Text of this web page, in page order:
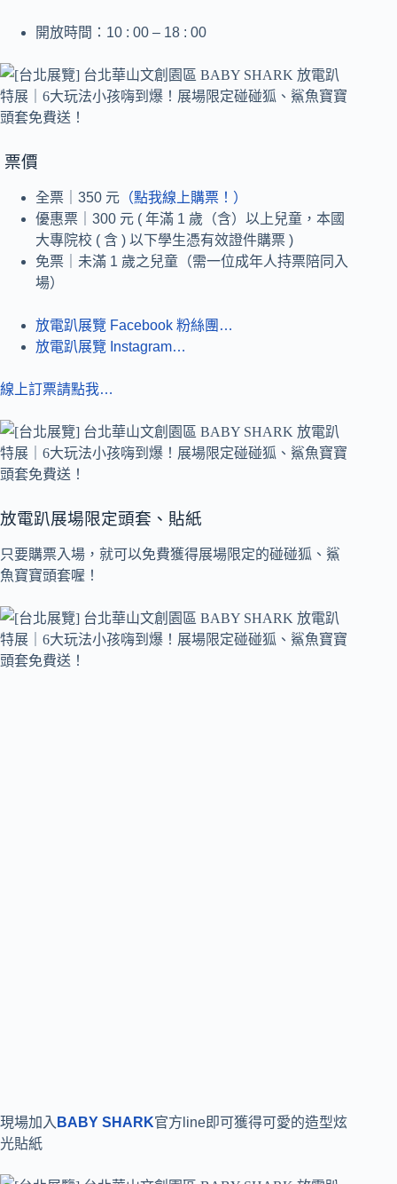
開放時間：10 : 00 – 18 : 00
票價
全票｜350 元 （點我線上購票！）
優惠票｜300 元 ( 年滿 1 歲（含）以上兒童，本國
大專院校 ( 含 ) 以下學生憑有效證件購票 )
免票｜未滿 1 歲之兒童（需一位成年人持票陪同入
場）
放電趴展覽 Facebook 粉絲團…
放電趴展覽 Instagram…
線上訂票請點我…
放電趴展場限定頭套、貼紙
只要購票入場，就可以免費獲得展場限定的碰碰狐、鯊
魚寶寶頭套喔！
現場加入 BABY SHARK官方line即可獲得可愛的造型炫
光貼紙